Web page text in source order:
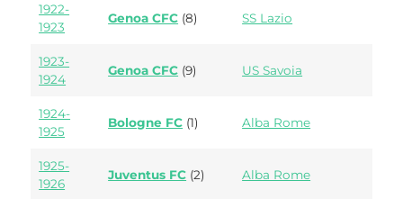
1922-
1923
Genoa CFC (8) SS Lazio
1923-
1924
Genoa CFC (9) US Savoia
1924-
1925
Bologne FC (1) Alba Rome
1925-
1926
Juventus FC (2) Alba Rome